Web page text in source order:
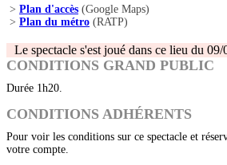
> Plan d'accès (Google Maps)
> Plan du métro (RATP)
Le spectacle s'est joué dans ce lieu du
CONDITIONS GRAND PUBLIC
Durée 1h20.
CONDITIONS ADHÉRENTS
Pour voir les conditions sur ce spectacle et
votre compte.